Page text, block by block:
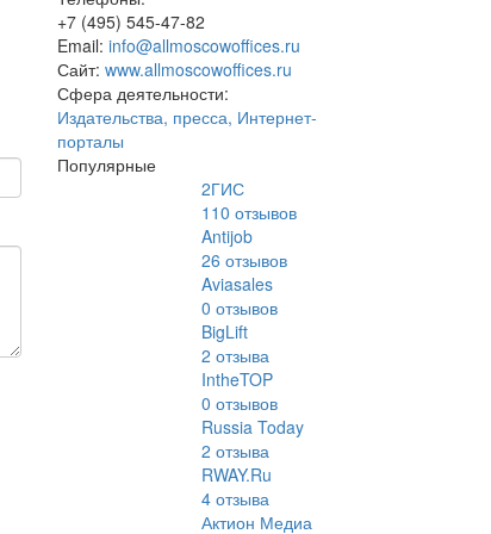
+7 (495) 545-47-82
Email: info@allmoscowoffices.ru
Сайт: www.allmoscowoffices.ru
Сфера деятельности:
Издательства, пресса, Интернет-
порталы
Популярные
2ГИС
110 отзывов
Antijob
26 отзывов
Aviasales
0 отзывов
BigLift
2 отзыва
IntheTOP
0 отзывов
Russia Today
2 отзыва
RWAY.Ru
4 отзыва
Актион Медиа